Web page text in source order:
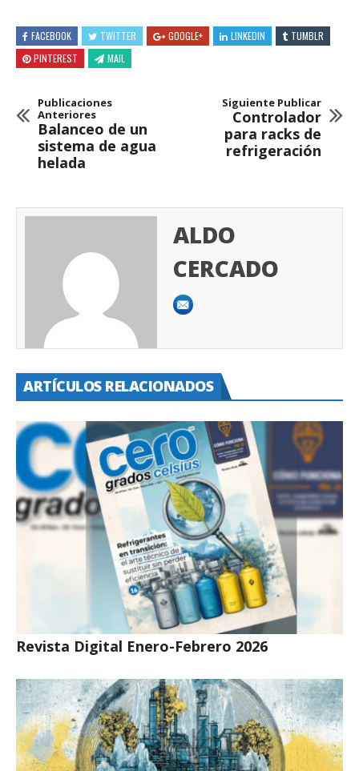
FACEBOOK TWITTER GOOGLE+ LINKEDIN
TUMBLR
PINTEREST
MAIL
Publicaciones
Anteriores
Balanceo de un
sistema de agua
helada
Siguiente Publicar
Controlador
para racks de
refrigeración
ALDO
CERCADO
ARTÍCULOS RELACIONADOS
Revista Digital Enero-Febrero 2026